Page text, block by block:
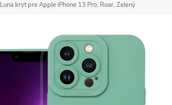
Luna kryt pre Apple iPhone 13 Pro, Roar, Zelený